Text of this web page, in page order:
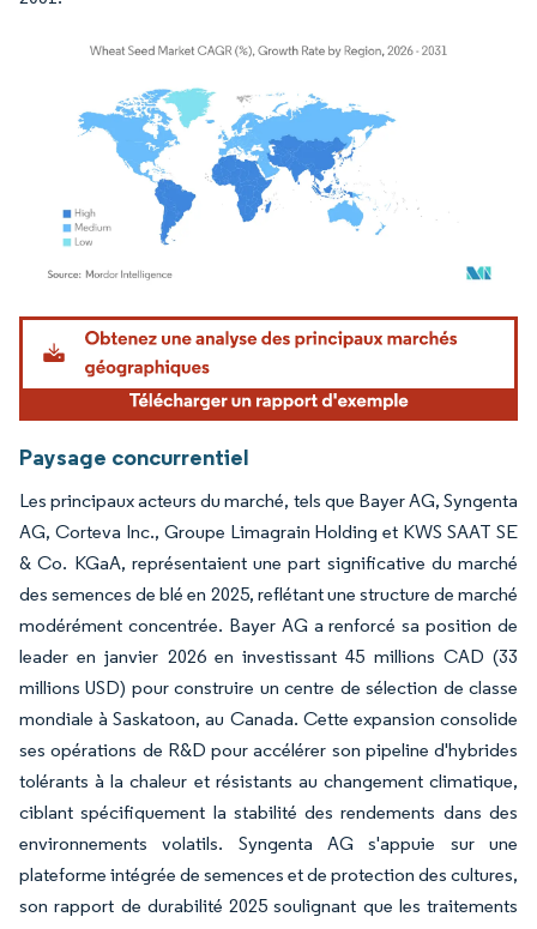
Image © Mordor Intelligence. La réutilisation nécessite une attribution sous CC BY
Paysage concurrentiel
Les principaux acteurs du marché, tels que Bayer AG, Syngenta
AG, Corteva Inc., Groupe Limagrain Holding et KWS SAAT SE
& Co. KGaA, représentaient une part significative du marché
des semences de blé en 2025, reflétant une structure de marché
modérément concentrée. Bayer AG a renforcé sa position de
leader en janvier 2026 en investissant 45 millions CAD (33
millions USD) pour construire un centre de sélection de classe
mondiale à Saskatoon, au Canada. Cette expansion consolide
ses opérations de R&D pour accélérer son pipeline d'hybrides
tolérants à la chaleur et résistants au changement climatique,
ciblant spécifiquement la stabilité des rendements dans des
environnements volatils. Syngenta AG s'appuie sur une
plateforme intégrée de semences et de protection des cultures,
son rapport de durabilité 2025 soulignant que les traitements